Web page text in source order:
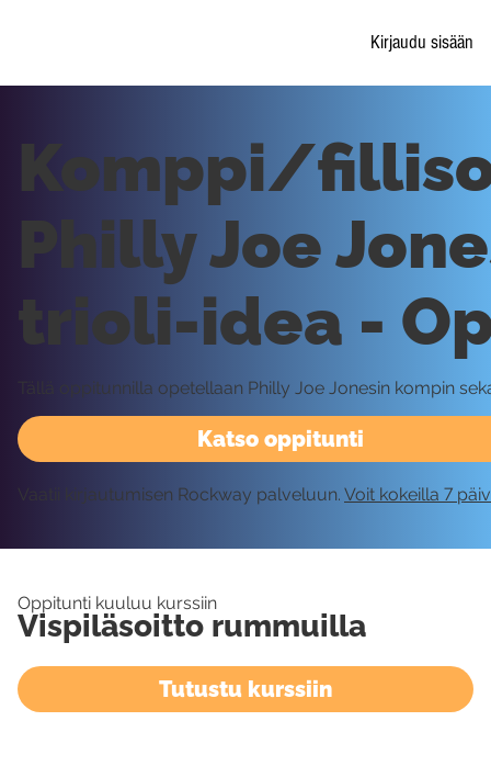
Kirjaudu sisään
Katso oppitunti
Komppi/
Philly Joe
trioli-idea -
Tällä oppitunnilla opetellaan Philly Joe Jonesin kompin
Vaatii kirjautumisen Rockway palveluun. Voit kokeilla 7
Oppitunti kuuluu kurssiin
Vispiläsoitto rummuilla
Tutustu kurssiin